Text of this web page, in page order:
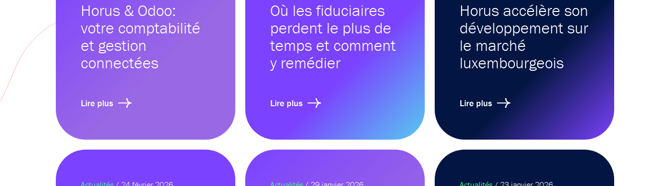
Horus & Odoo:
votre comptabilité
et gestion
connectées
Lire plus
Où les fiduciaires
perdent le plus de
temps et comment
y remédier
Lire plus
Horus accélère son
développement sur
le marché
luxembourgeois
Lire plus